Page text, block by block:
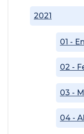
2021
01 -
02 -
03 -
04 -